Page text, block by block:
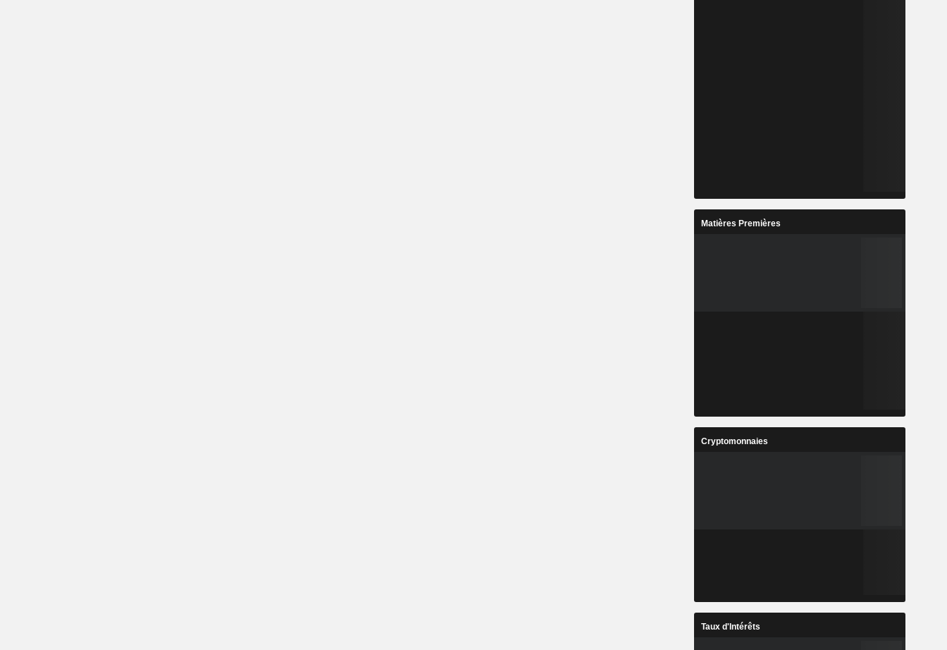
Matières Premières
Cryptomonnaies
Taux d'Intérêts